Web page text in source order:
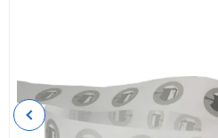
Previous